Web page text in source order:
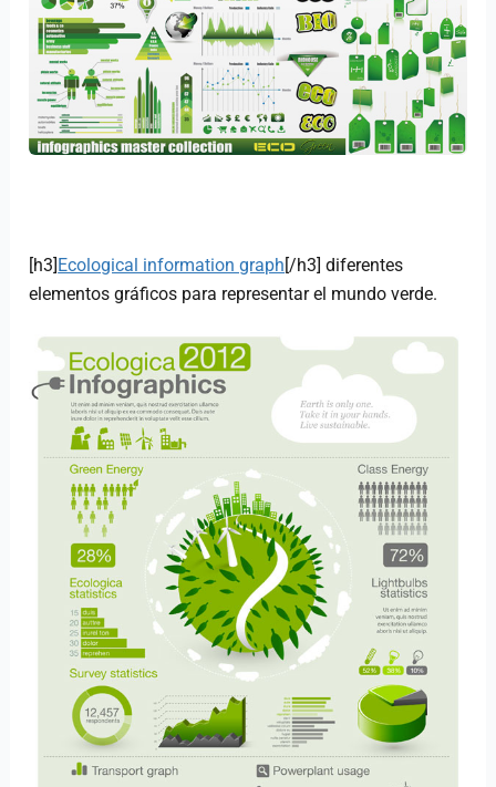
[h3] Ecological information graph [/h3] diferentes
elementos gráficos para representar el mundo verde.